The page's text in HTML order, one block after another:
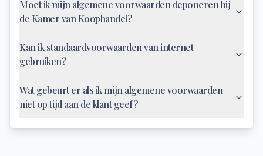
Moet ik mijn algemene voorwaarden deponeren bij
de Kamer van Koophandel?
Kan ik standaardvoorwaarden van internet
gebruiken?
Wat gebeurt er als ik mijn algemene voorwaarden
niet op tijd aan de klant geef?